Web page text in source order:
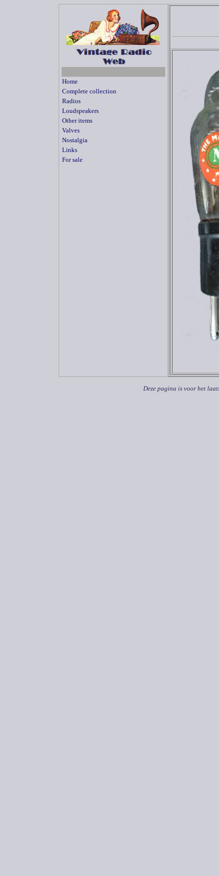
Home
Complete collection
Radios
Loudspeakers
Other items
Valves
Nostalgia
Links
For sale
Deze pagina is voor het